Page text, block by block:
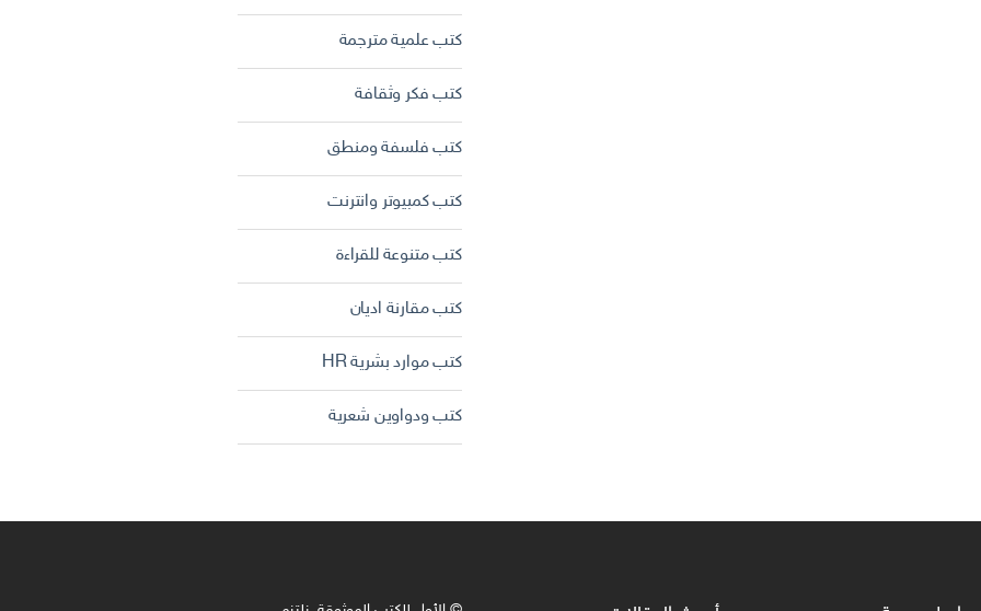
كتب علمية مترجمة
كتب فكر وثقافة
كتب فلسفة ومنطق
كتب كمبيوتر وانترنت
كتب متنوعة للقراءة
كتب مقارنة اديان
كتب موارد بشرية HR
كتب ودواوين شعرية